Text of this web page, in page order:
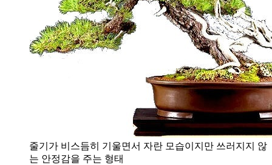
줄기가 비스듬히 기울면서 자란 모습이지만 쓰러지지 않
는 안정감을 주는 형태